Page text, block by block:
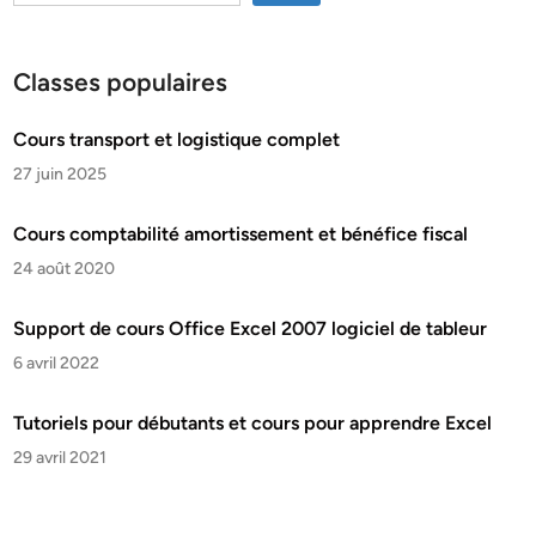
Classes populaires
Cours transport et logistique complet
27 juin 2025
Cours comptabilité amortissement et bénéfice fiscal
24 août 2020
Support de cours Office Excel 2007 logiciel de tableur
6 avril 2022
Tutoriels pour débutants et cours pour apprendre Excel
29 avril 2021